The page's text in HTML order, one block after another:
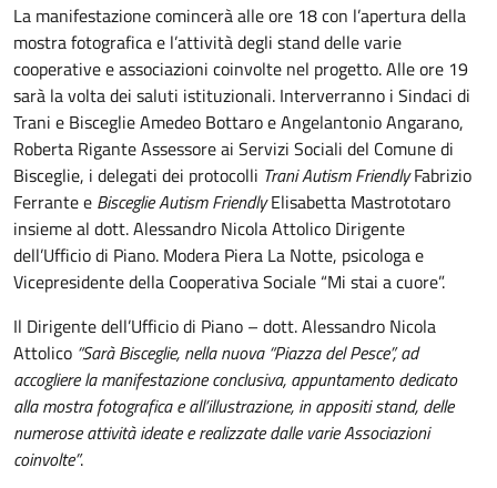
La manifestazione comincerà alle ore 18 con l’apertura della
mostra fotografica e l’attività degli stand delle varie
cooperative e associazioni coinvolte nel progetto. Alle ore 19
sarà la volta dei saluti istituzionali. Interverranno i Sindaci di
Trani e Bisceglie Amedeo Bottaro e Angelantonio Angarano,
Roberta Rigante Assessore ai Servizi Sociali del Comune di
Bisceglie, i delegati dei protocolli Trani Autism FriendlyFabrizio
Ferrante e Bisceglie Autism FriendlyElisabetta Mastrototaro
insieme al dott. Alessandro Nicola Attolico Dirigente
dell’Ufficio di Piano. Modera Piera La Notte, psicologa e
Vicepresidente della Cooperativa Sociale “Mi stai a cuore”.
Il Dirigente dell’Ufficio di Piano – dott. Alessandro Nicola
Attolico “Sarà Bisceglie, nella nuova “Piazza del Pesce”, ad
accogliere la manifestazione conclusiva, appuntamento dedicato
alla mostra fotografica e all’illustrazione, in appositi stand, delle
numerose attività ideate e realizzate dalle varie Associazioni
coinvolte”.